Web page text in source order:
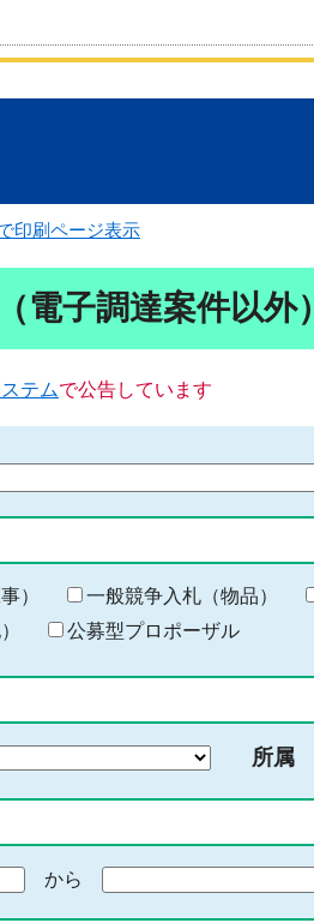
印刷ページ表示
電子調達案件以外）
テムで公告しています
） 一般競争入札（物品）
公募型プロポーザル
所属
から